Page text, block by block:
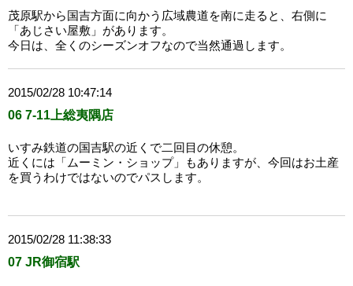
茂原駅から国吉方面に向かう広域農道を南に走ると、右側に
「あじさい屋敷」があります。
今日は、全くのシーズンオフなので当然通過します。
2015/02/28 10:47:14
06 7-11上総夷隅店
いすみ鉄道の国吉駅の近くで二回目の休憩。
近くには「ムーミン・ショップ」もありますが、今回はお土産
を買うわけではないのでパスします。
2015/02/28 11:38:33
07 JR御宿駅